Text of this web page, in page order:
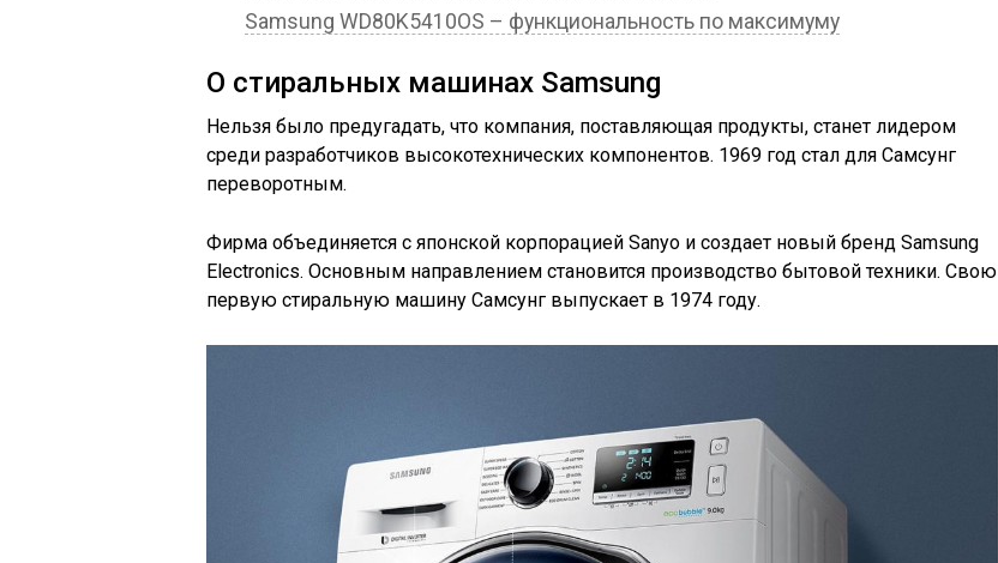
Samsung WD80K5410OS – функциональность по максимуму
О стиральных машинах Samsung
Нельзя было предугадать, что компания, поставляющая продукты, станет лидером
среди разработчиков высокотехнических компонентов. 1969 год стал для Самсунг
переворотным.
Фирма объединяется с японской корпорацией Sanyo и создает новый бренд Samsung
Electronics. Основным направлением становится производство бытовой техники. Свою
первую стиральную машину Самсунг выпускает в 1974 году.